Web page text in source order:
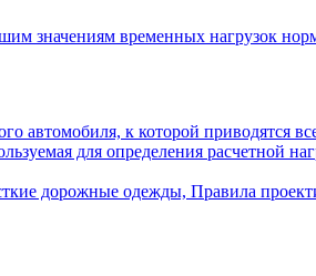
значениям временных нагрузок
автомобиля, к которой приводятся
для определения расчетной
дорожные одежды, Правила